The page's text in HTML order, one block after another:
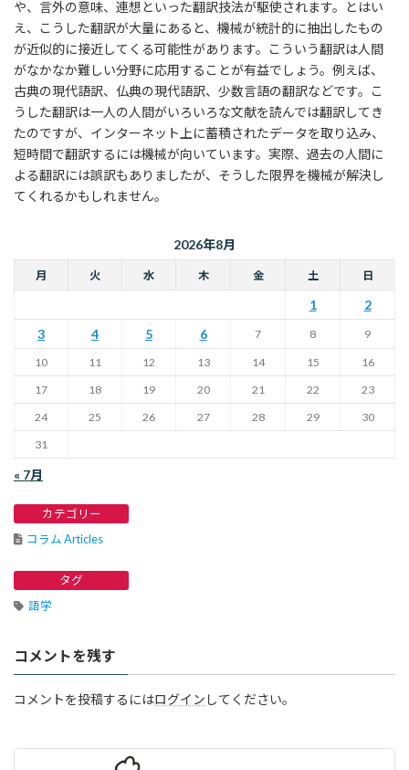
や、言外の意味、連想といった翻訳技法が駆使されます。とはい
え、こうした翻訳が大量にあると、機械が統計的に抽出したもの
が近似的に接近してくる可能性があります。こういう翻訳は人間
がなかなか難しい分野に応用することが有益でしょう。例えば、
古典の現代語訳、仏典の現代語訳、少数言語の翻訳などです。こ
うした翻訳は一人の人間がいろいろな文献を読んでは翻訳してき
たのですが、インターネット上に蓄積されたデータを取り込み、
短時間で翻訳するには機械が向いています。実際、過去の人間に
よる翻訳には誤訳もありましたが、そうした限界を機械が解決し
てくれるかもしれません。
2026年8月
月 火 水 木 金 土 日
1
2
3
4 5 6 7 8 9
10 11 12 13 14 15
16
17
18 19 20 21 22
23
24
25 26 27 28 29
30
31
« 7月
カテゴリー
コラム Articles
タグ
語学
コメントを残す
コメントを投稿するにはログイン してください。